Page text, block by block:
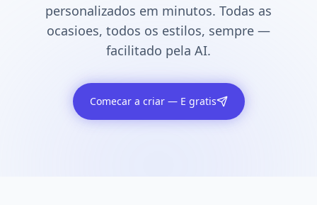
personalizados em minutos. Todas as
ocasioes, todos os estilos, sempre —
facilitado pela AI.
Comecar a criar — E gratis